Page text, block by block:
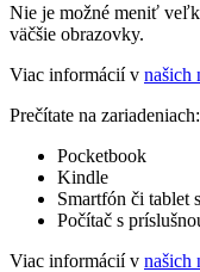
Nie je možné meniť
väčšie obrazovky.
Viac informácií v našich
Prečítate na zariadeniach:
Pocketbook
Kindle
Smartfón či tablet
Počítač s
Viac informácií v našich